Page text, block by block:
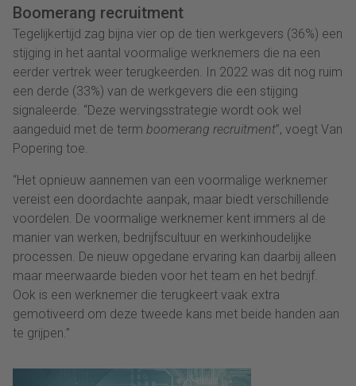
Boomerang recruitment
Tegelijkertijd zag bijna vier op de tien werkgevers (36%) een
stijging in het aantal voormalige werknemers die na een
eerder vertrek weer terugkeerden. In 2022 was dit nog ruim
een derde (33%) van de werkgevers die een stijging
signaleerde. “Deze wervingsstrategie wordt ook wel
aangeduid met de term boomerang recruitment”, voegt Van
Popering toe.
“Het opnieuw aannemen van een voormalige werknemer
vereist een doordachte aanpak, maar biedt verschillende
voordelen. De voormalige werknemer kent immers al de
manier van werken, bedrijfscultuur en werkinhoudelijke
processen. De nieuw opgedane ervaring kan daarbij alleen
maar meerwaarde bieden voor het team en het bedrijf.
Ook is een werknemer die terugkeert vaak extra
gemotiveerd om deze tweede kans met beide handen aan
te grijpen.”